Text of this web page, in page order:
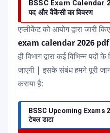
BSSC Exam Calendar
पद और वैकेंसी का विवरण
एप्लीकेंट को आयोग द्वारा जारी
exam calendar 2026 pdf
ही विभाग द्वारा कई विभिन्न
जाएगी | इसके संबंध हमने पूरी
कराया है:
BSSC Upcoming Exams
टेबल डाटा